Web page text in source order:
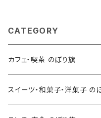
CATEGORY
カフェ・喫茶 のぼり旗
スイーツ・和菓子・洋菓子 の